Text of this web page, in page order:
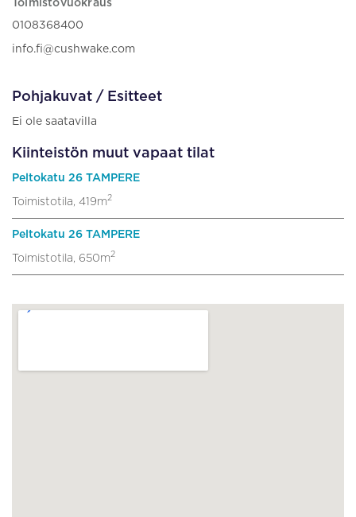
Toimistovuokraus
0108368400
info.fi@cushwake.com
Pohjakuvat / Esitteet
Ei ole saatavilla
Kiinteistön muut vapaat tilat
Peltokatu 26 TAMPERE
Toimistotila, 419m2
Peltokatu 26 TAMPERE
Toimistotila, 650m2